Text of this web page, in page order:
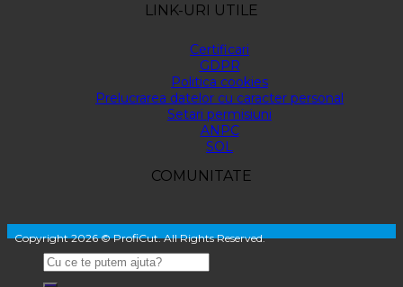
LINK-URI UTILE
Certificari
GDPR
Politica cookies
Prelucrarea datelor cu caracter personal
Setari permisiuni
ANPC
SOL
COMUNITATE
Copyright 2026 © ProfiCut. All Rights Reserved.